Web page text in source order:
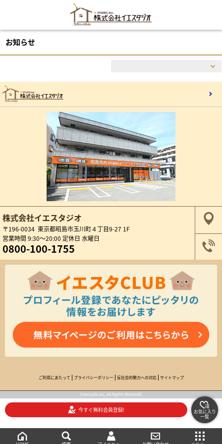
お知らせ
株式会社イエスタジオ
〒196-0034 東京都昭島市玉川町４丁目9-27 1F
営業時間 9:30～20:00 定休日 水曜日
0800-100-1755
ご利用にあたって プライバシーポリシー 反社会的勢力への対応 サイトマップ
©iestudio inc, All Rights Reserved.
今すぐ無料会員登録! お気に入り
一覧
絞り込み検索
メニュー
ご相談・お問い合わせ